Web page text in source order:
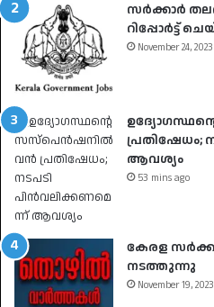
സർക്കാർ
റിപ്പോർട്ട്
November 24, 2023
പ്രതിഷേധം;
ആവശ്യം
53 mins ago
കേരള
നടത്തുന്നു
November 19, 2023